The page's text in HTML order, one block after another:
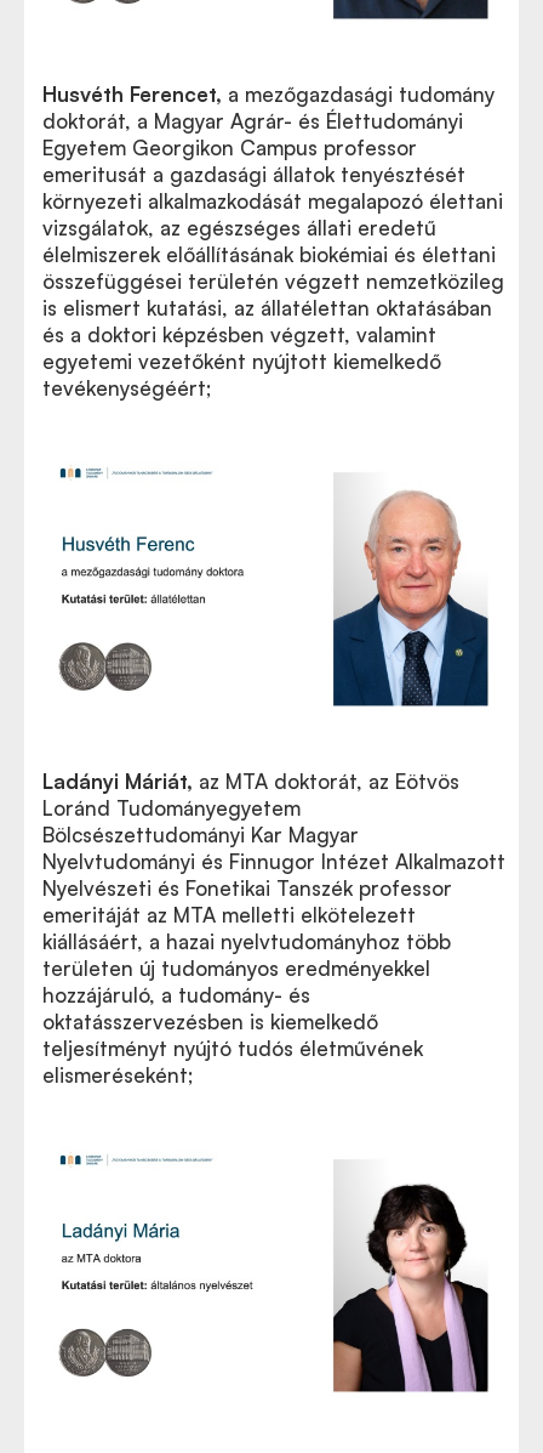
Husvéth Ferencet, a mezőgazdasági tudomány
doktorát, a Magyar Agrár- és Élettudományi
Egyetem Georgikon Campus professor
emeritusát a gazdasági állatok tenyésztését
környezeti alkalmazkodását megalapozó élettani
vizsgálatok, az egészséges állati eredetű
élelmiszerek előállításának biokémiai és élettani
összefüggései területén végzett nemzetközileg
is elismert kutatási, az állatélettan oktatásában
és a doktori képzésben végzett, valamint
egyetemi vezetőként nyújtott kiemelkedő
tevékenységéért;
Ladányi Máriát, az MTA doktorát, az Eötvös
Loránd Tudományegyetem
Bölcsészettudományi Kar Magyar
Nyelvtudományi és Finnugor Intézet Alkalmazott
Nyelvészeti és Fonetikai Tanszék professor
emeritáját az MTA melletti elkötelezett
kiállásáért, a hazai nyelvtudományhoz több
területen új tudományos eredményekkel
hozzájáruló, a tudomány- és
oktatásszervezésben is kiemelkedő
teljesítményt nyújtó tudós életművének
elismeréseként;